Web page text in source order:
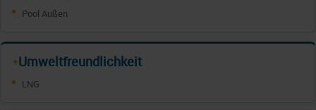
Pool Außen
✦Umweltfreundlichkeit
LNG